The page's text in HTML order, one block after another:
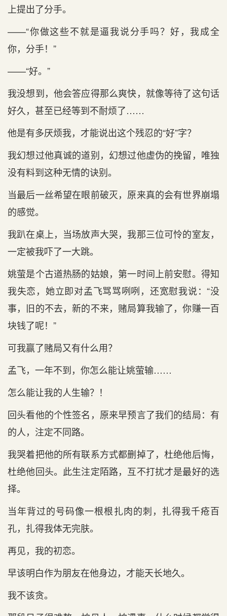
上提出了分手。
——“你做这些不就是逼我说分手吗？好，我成全
你，分手！”
——“好。”
我没想到，他会答应得那么爽快，就像等待了这句话
好久，甚至已经等到不耐烦了……
他是有多厌烦我，才能说出这个残忍的“好”字？
我幻想过他真诚的道别，幻想过他虚伪的挽留，唯独
没有料到这种无情的诀别。
当最后一丝希望在眼前破灭，原来真的会有世界崩塌
的感觉。
我趴在桌上，当场放声大哭，我那三位可怜的室友，
一定被我吓了一大跳。
姚萤是个古道热肠的姑娘，第一时间上前安慰。得知
我失恋，她立即对孟飞骂骂咧咧，还宽慰我说：“没
事，旧的不去，新的不来，赌局算我输了，你赚一百
块钱了呢！”
可我赢了赌局又有什么用？
孟飞，一年不到，你怎么能让姚萤输……
怎么能让我的人生输？！
回头看他的个性签名，原来早预言了我们的结局：有
的人，注定不同路。
我哭着把他的所有联系方式都删掉了，杜绝他后悔，
杜绝他回头。此生注定陌路，互不打扰才是最好的选
择。
当年背过的号码像一根根扎肉的刺，扎得我千疮百
孔，扎得我体无完肤。
再见，我的初恋。
早该明白作为朋友在他身边，才能天长地久。
我不该贪。